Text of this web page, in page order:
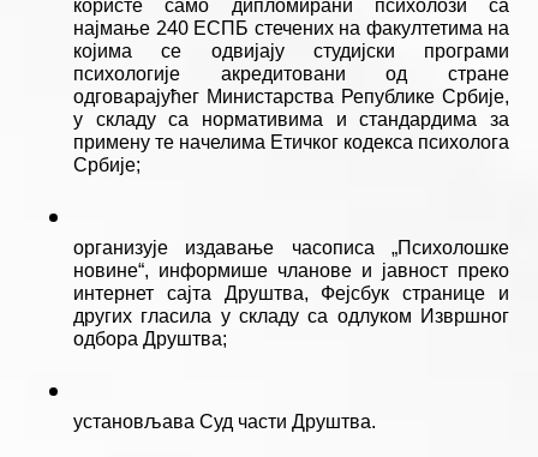
најмање 240 ЕСПБ стечених на факултетима на
којима се одвијају студијски програми
психологије акредитовани од стране
одговарајућег Министарства Републике Србије,
у складу са нормативима и стандардима за
примену те начелима Етичког кодекса психолога
Србије;
организује издавање часописа „Психолошке
новине“, информише чланове и јавност преко
интернет сајта Друштва, Фејсбук странице и
других гласила у складу са одлуком Извршног
одбора Друштва;
установљава Суд части Друштва.